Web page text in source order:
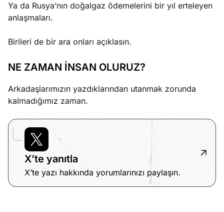
Ya da Rusya’nın doğalgaz ödemelerini bir yıl erteleyen
anlaşmaları.
Birileri de bir ara onları açıklasın.
NE ZAMAN İNSAN OLURUZ?
Arkadaşlarımızın yazdıklarından utanmak zorunda
kalmadığımız zaman.
X’te yanıtla
X’te yazı hakkında yorumlarınızı paylaşın.